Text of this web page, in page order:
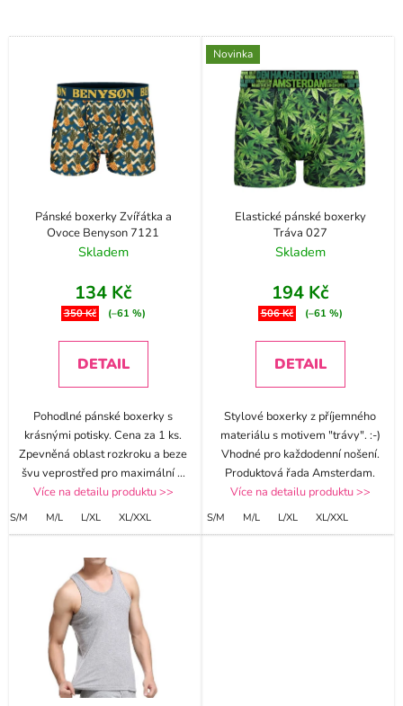
Pánské boxerky Zvířátka a
Ovoce Benyson 7121
Skladem
134 Kč
350 Kč (–61 %)
DETAIL
Pohodlné pánské boxerky s
krásnými potisky. Cena za 1 ks.
Zpevněná oblast rozkroku a beze
švu veprostřed pro maximální...
Více na detailu produktu >>
S/M M/L L/XL XL/XXL
Novinka
Elastické pánské boxerky
Tráva 027
Skladem
194 Kč
506 Kč (–61 %)
DETAIL
Stylové boxerky z příjemného
materiálu s motivem "trávy". :-)
Vhodné pro každodenní nošení.
Produktová řada Amsterdam.
Více na detailu produktu >>
S/M M/L L/XL XL/XXL